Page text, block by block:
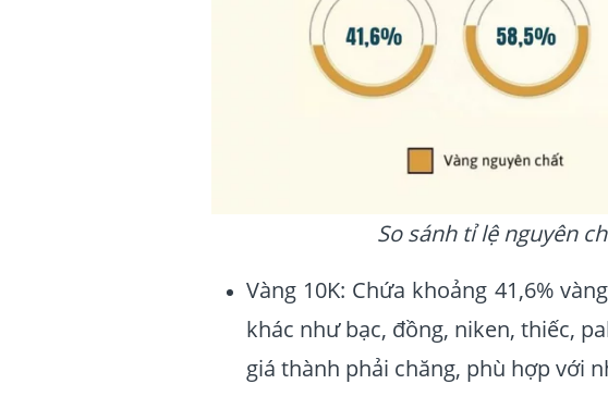
So sánh tỉ lệ nguyên
Vàng 10K: Chứa khoảng 41,6%
khác như bạc, đồng, niken, thiếc,
giá thành phải chăng, phù hợp với